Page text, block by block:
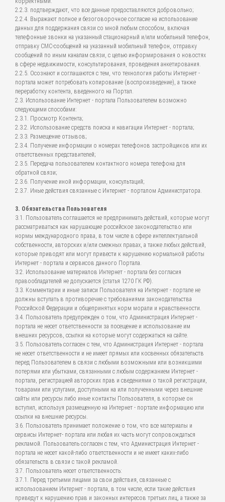
2.2.3. подтверждают, что все данные предоставляются добровольно;
2.2.4. Выражают полное и безоговорочное согласие на использование
данных для поддержания связи со мной любым способом, включая
телефонные звонки на указанный стационарный и/или мобильный телефон,
отправку СМС-сообщений на указанный мобильный телефон, отправку
сообщений по иным каналам связи, с целью информирования о новостях
в сфере недвижимости, консультирования, проведения анкетирования.
2.2.5. Осознают и соглашаются с тем, что технология работы Интернет -
портала может потребовать копирование (воспроизведение), а также
переработку контента, введенного на Портал.
2.3. Использование Интернет - портала Пользователем возможно
следующими способами:
2.3.1. Просмотр Контента;
2.3.2. Использование средств поиска и навигации Интернет - портала;
2.3.3. Размещение отзывов;
2.3.4. Получение информации о номерах телефонов застройщиков или их
ответственных представителей;
2.3.5. Передача пользователем контактного номера телефона для
обратной связи;
2.3.6. Получение иной информации, консультаций;
2.3.7. Иные действия связанные с Интернет - порталом Администратора.
3. Обязательства Пользователя
3.1. Пользователь соглашается не предпринимать действий, которые могут
рассматриваться как нарушающие российское законодательство или
нормы международного права, в том числе в сфере интеллектуальной
собственности, авторских и/или смежных правах, а также любых действий,
которые приводят или могут привести к нарушению нормальной работы
Интернет - портала и сервисов данного Портала.
3.2. Использование материалов Интернет - портала без согласия
правообладателей не допускается (статья 1270 ГК РФ).
3.3. Комментарии и иные записи Пользователя на Интернет - портале не
должны вступать в противоречие с требованиями законодательства
Российской Федерации и общепринятых норм морали и нравственности.
3.4. Пользователь предупрежден о том, что Администрация Интернет -
портала не несет ответственности за посещение и использование им
внешних ресурсов, ссылки на которые могут содержаться на сайте.
3.5. Пользователь согласен с тем, что Администрация Интернет - портала
не несет ответственности и не имеет прямых или косвенных обязательств
перед Пользователем в связи с любыми возможными или возникшими
потерями или убытками, связанными с любым содержанием Интернет -
портала, регистрацией авторских прав и сведениями о такой регистрации,
товарами или услугами, доступными на или полученными через внешние
сайты или ресурсы либо иные контакты Пользователя, в которые он
вступил, используя размещенную на Интернет - портале информацию или
ссылки на внешние ресурсы.
3.6. Пользователь принимает положение о том, что все материалы и
сервисы Интернет- портала или любая их часть могут сопровождаться
рекламой. Пользователь согласен с тем, что Администрация Интернет -
портала не несет какой-либо ответственности и не имеет каких-либо
обязательств в связи с такой рекламой.
3.7. Пользователь несет ответственность:
3.7.1. Перед третьими лицами за свои действия, связанные с
использованием Интернет - портала, в том числе, если такие действия
приведут к нарушению прав и законных интересов третьих лиц, а также за